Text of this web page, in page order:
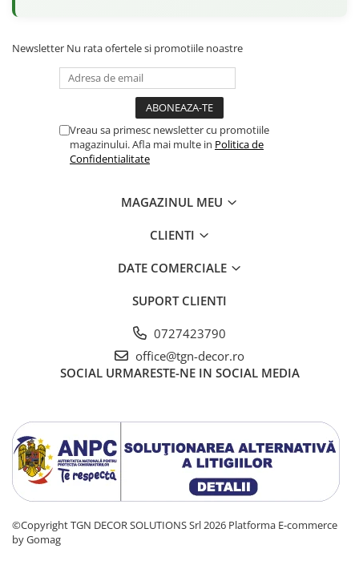
Newsletter Nu rata ofertele si promotiile noastre
Vreau sa primesc newsletter cu promotiile
magazinului. Afla mai multe in Politica de
Confidentialitate
MAGAZINUL MEU
CLIENTI
DATE COMERCIALE
SUPORT CLIENTI
0727423790
office@tgn-decor.ro
SOCIAL URMARESTE-NE IN SOCIAL MEDIA
©Copyright TGN DECOR SOLUTIONS Srl 2026 Platforma E-commerce
by Gomag